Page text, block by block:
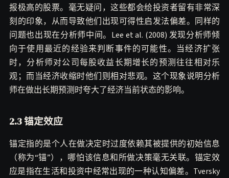
报极高的股票。毫无疑问，这些都会给投资者留有非常深
刻的印象，从而导致他们出现可得性启发法偏差。同样的
问题也出现在分析师中间。Lee et al. (2008) 发现分析师倾
向于使用最近的经验来判断事件的可能性。当经济扩张
时，分析师对公司每股收益长期增长的预测往往相对乐
观；而当经济收缩时他们则相对悲观。这个现象说明分析
师在做出长期预测时夸大了经济当前状态的影响。
2.3 锚定效应
锚定指的是个人在做决定时过度依赖其被提供的初始信息
（称为“锚”），哪怕该信息和所做决策毫无关联。锚定效
应是指在生活和投资中经常出现的一种认知偏差。Tversky